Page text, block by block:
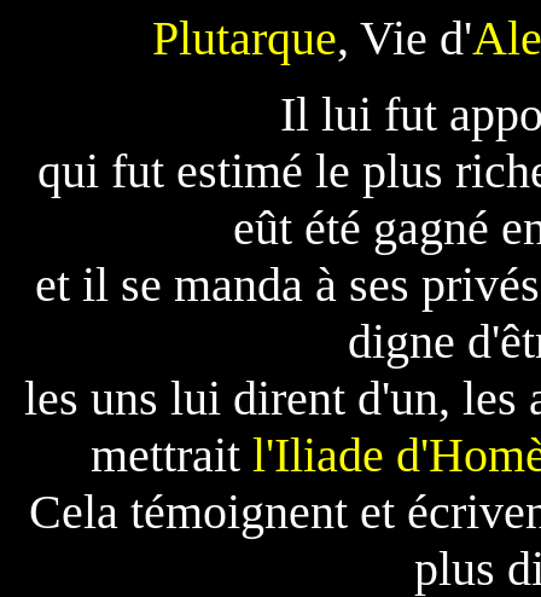
Plutarque, Vie d'
Il lui fut
qui fut estimé le plus
eût été gagné
et il se manda à ses
digne
les uns lui dirent d'un,
mettrait l'Iliade
Cela témoignent et
plus